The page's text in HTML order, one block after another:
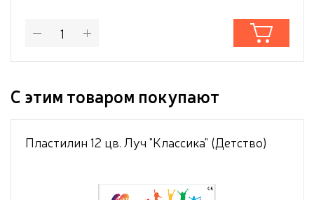
С этим товаром покупают
Пластилин 12 цв. Луч "Классика" (Детство)